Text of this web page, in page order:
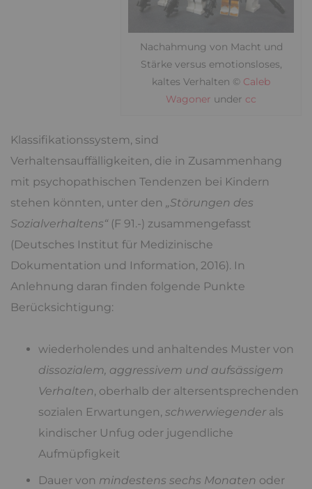
Nachahmung von Macht und
Stärke versus emotionsloses,
kaltes Verhalten © Caleb
Wagoner under cc
Klassifikationssystem, sind
Verhaltensauffälligkeiten, die in Zusammenhang
mit psychopathischen Tendenzen bei Kindern
stehen könnten, unter den „Störungen des
Sozialverhaltens“(F 91.-) zusammengefasst
(Deutsches Institut für Medizinische
Dokumentation und Information, 2016). In
Anlehnung daran finden folgende Punkte
Berücksichtigung:
wiederholendes und anhaltendes Muster von
dissozialem, aggressivem und aufsässigem
Verhalten, oberhalb der altersentsprechenden
sozialen Erwartungen, schwerwiegender als
kindischer Unfug oder jugendliche
Aufmüpfigkeit
Dauer von mindestens sechs Monaten oder